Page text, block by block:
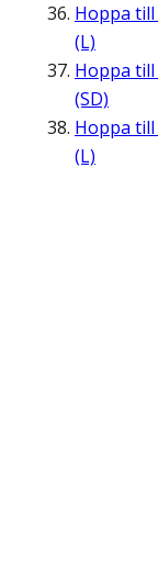
Hoppa till
(L)
Hoppa till
(SD)
Hoppa till
(L)